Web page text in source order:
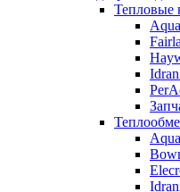
Тепловые